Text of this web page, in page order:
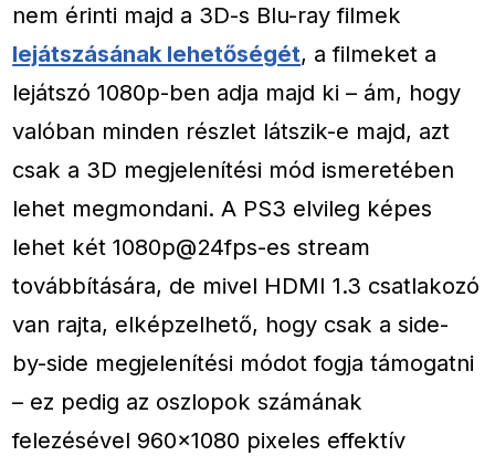
nem érinti majd a 3D-s Blu-ray filmek
lejátszásának lehetőségét, a filmeket a
lejátszó 1080p-ben adja majd ki – ám, hogy
valóban minden részlet látszik-e majd, azt
csak a 3D megjelenítési mód ismeretében
lehet megmondani. A PS3 elvileg képes
lehet két 1080p@24fps-es stream
továbbítására, de mivel HDMI 1.3 csatlakozó
van rajta, elképzelhető, hogy csak a side-
by-side megjelenítési módot fogja támogatni
– ez pedig az oszlopok számának
felezésével 960×1080 pixeles effektív